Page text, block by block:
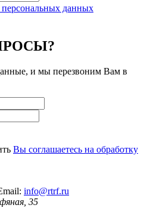
персональных данных
и мы перезвоним Вам в
Вы соглашаетесь на обработку
info@rtrf.ru
35